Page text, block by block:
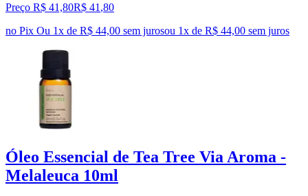
Preço R$ 41,80R$ 41 ,80
no Pix Ou 1x de R$ 44,00 sem jurosou 1x de R$ 44,00 sem juros
Óleo Essencial de Tea Tree Via Aroma -
Melaleuca 10ml